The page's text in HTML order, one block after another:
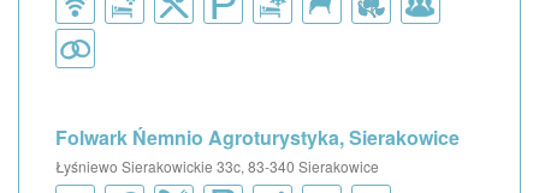
Folwark Ńemnio Agroturystyka, Sierakowice
Łyśniewo Sierakowickie 33c, 83-340 Sierakowice